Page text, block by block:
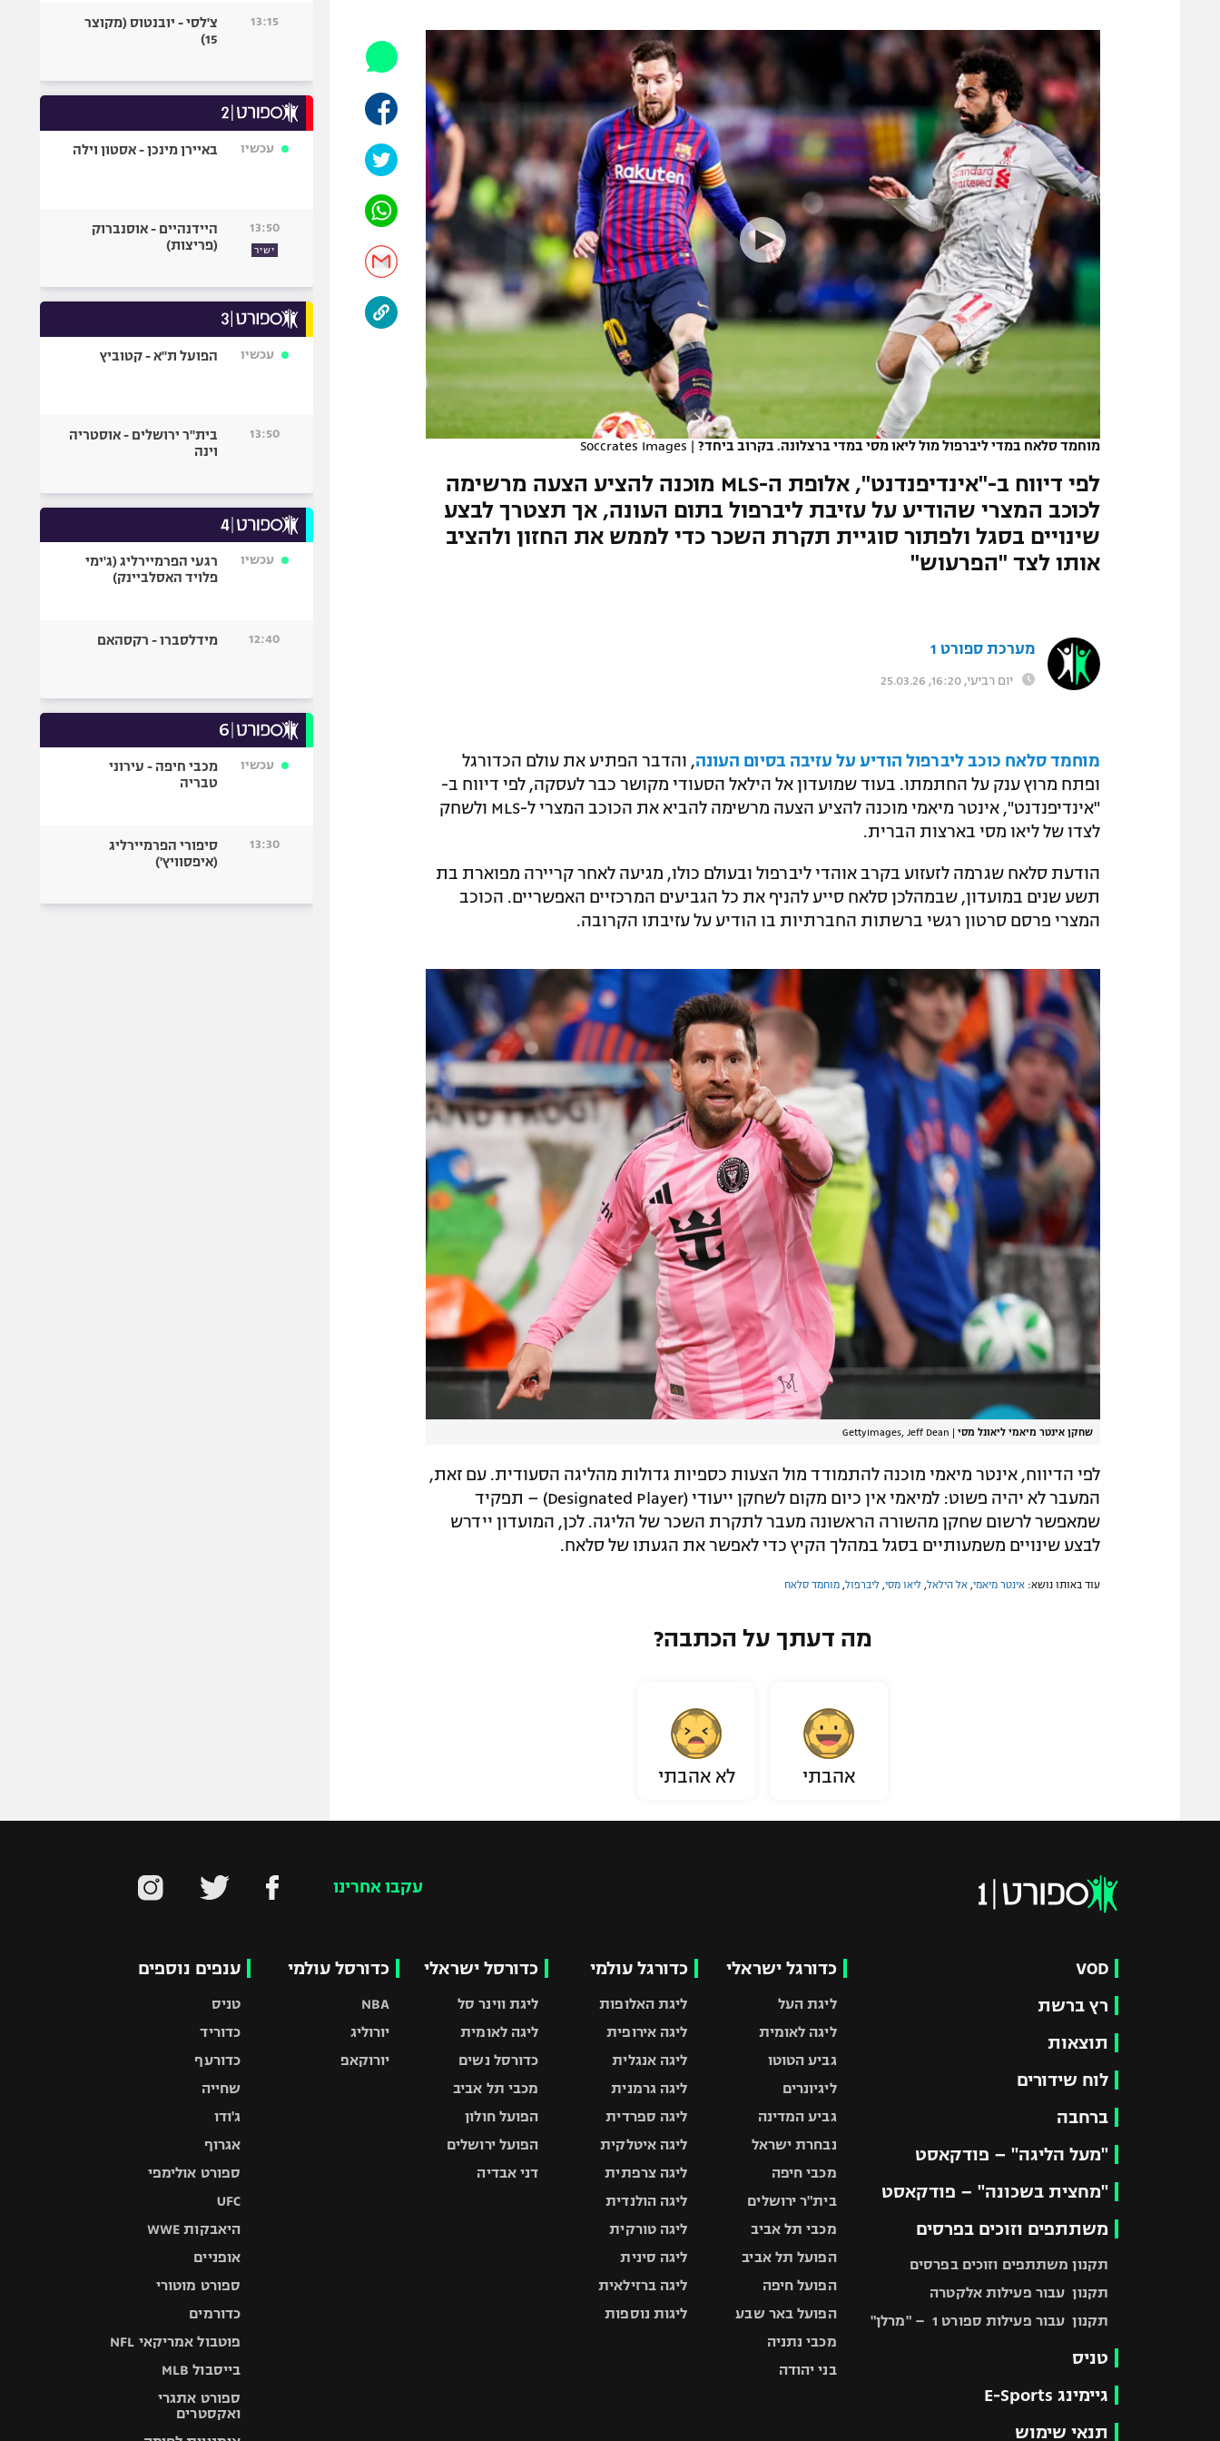
תקנון משתתפים וזוכים בפרסים
תקנון עבור פעילות אלקטרה
תקנון עבור פעילות ספורט 1 – "מרלן"
גיימינג E-Sports
תנאי שימוש
מדיניות פרטיות
תקנון פעילות ספורט 1
רשיון להקרנה פומבית לבית עסק
הצטרפות לחבילת הערוצים
לוח דרושים – ג'ובנט
המגזין
הפועל תל אביב
הפועל חיפה
הפועל באר שבע
מכבי נתניה
בני יהודה
ליגה סינית
ליגה ברזילאית
ליגות נוספות
אופניים
כדורמים
פוטבול אמריקאי NFL
גיימינג E-Sports
מוחמד סלאח במדי ליברפול מול ליאו מסי במדי ברצלונה. בקרוב ביחד? |
Soccrates Images
לפי דיווח ב-"אינדיפנדנט", אלופת ה-MLS מוכנה להציע הצעה מרשימה
לכוכב המצרי שהודיע על עזיבת ליברפול בתום העונה, אך תצטרך לבצע
שינויים בסגל ולפתור סוגיית תקרת השכר כדי לממש את החזון ולהציב
אותו לצד "הפרעוש"
מערכת ספורט 1
יום רביעי, 16:20, 25.03.26
מוחמד סלאח כוכב ליברפול הודיע על עזיבה בסיום העונה, והדבר הפתיע את עולם הכדורגל
ופתח מרוץ ענק על החתמתו. בעוד שמועדון אל הילאל הסעודי מקושר כבר לעסקה, לפי דיווח ב-
"אינדיפנדנט", אינטר מיאמי מוכנה להציע הצעה מרשימה להביא את הכוכב המצרי ל-MLS ולשחק
לצדו של ליאו מסי בארצות הברית.
הודעת סלאח שגרמה לזעזוע בקרב אוהדי ליברפול ובעולם כולו, מגיעה לאחר קריירה מפוארת בת
תשע שנים במועדון, שבמהלכן סלאח סייע להניף את כל הגביעים המרכזיים האפשריים. הכוכב
המצרי פרסם סרטון רגשי ברשתות החברתיות בו הודיע על עזיבתו הקרובה.
שחקן אינטר מיאמי ליאונל מסי |
GettyImages, Jeff Dean
לפי הדיווח, אינטר מיאמי מוכנה להתמודד מול הצעות כספיות גדולות מהליגה הסעודית. עם זאת,
המעבר לא יהיה פשוט: למיאמי אין כיום מקום לשחקן ייעודי (Designated Player) – תפקיד
שמאפשר לרשום שחקן מהשורה הראשונה מעבר לתקרת השכר של הליגה. לכן, המועדון יידרש
לבצע שינויים משמעותיים בסגל במהלך הקיץ כדי לאפשר את הגעתו של סלאח.
עוד באותו נושא: אינטר מיאמי אל הילאל ליאו מסי ליברפול מוחמד סלאח
מה דעתך על הכתבה?
אהבתי לא אהבתי
13:15
צ'לסי - יובנטוס (מקוצר
15)
עכשיו באיירן מינכן - אסטון וילה
13:50
ישיר
היידנהיים - אוסנברוק
(פריצות)
עכשיו הפועל ת"א - קטוביץ
13:50
בית"ר ירושלים - אוסטריה
וינה
עכשיו
רגעי הפרמיירליג (ג'ימי
פלויד האסלביינק)
12:40 מידלסברו - רקסהאם
עכשיו
מכבי חיפה - עירוני
טבריה
13:30
סיפורי הפרמיירליג
(איפסוויץ')
עקבו אחרינו
VOD
רץ ברשת
תוצאות
לוח שידורים
ברחבה
"מעל הליגה" – פודקאסט
"מחצית בשכונה" – פודקאסט
משתתפים וזוכים בפרסים
תקנון משתתפים וזוכים בפרסים
תקנון עבור פעילות אלקטרה
תקנון עבור פעילות ספורט 1 – "מרלן"
טניס
גיימינג E-Sports
תנאי שימוש
כדורגל ישראלי
ליגת העל
ליגה לאומית
גביע הטוטו
ליגיונרים
גביע המדינה
נבחרת ישראל
מכבי חיפה
בית"ר ירושלים
מכבי תל אביב
הפועל תל אביב
הפועל חיפה
הפועל באר שבע
מכבי נתניה
בני יהודה
כדורגל עולמי
ליגת האלופות
ליגה אירופית
ליגה אנגלית
ליגה גרמנית
ליגה ספרדית
ליגה איטלקית
ליגה צרפתית
ליגה הולנדית
ליגה טורקית
ליגה סינית
ליגה ברזילאית
ליגות נוספות
כדורסל ישראלי
ליגת ווינר סל
ליגה לאומית
כדורסל נשים
מכבי תל אביב
הפועל חולון
הפועל ירושלים
דני אבדיה
כדורסל עולמי
NBA
יורוליג
יורוקאפ
ענפים נוספים
טניס
כדוריד
כדורעף
שחייה
ג'ודו
אגרוף
ספורט אולימפי
UFC
היאבקות WWE
אופניים
ספורט מוטורי
כדורמים
פוטבול אמריקאי NFL
בייסבול MLB
ספורט אתגרי
ואקסטרים